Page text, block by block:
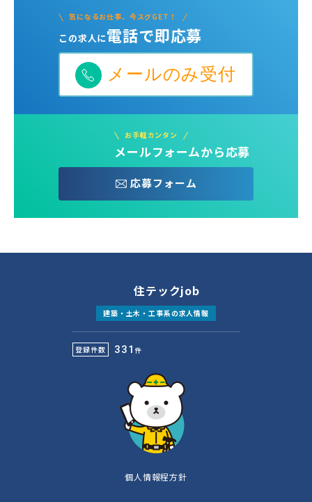
気になるお仕事、今スグGET！
この求人に電話で即応募
メールのみ受付
お手軽カンタン
メールフォームから応募
応募フォーム
住テックjob
建築・土木・工事系の求人情報
登録件数 331 件
個人情報程方針